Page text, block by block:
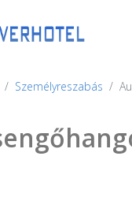
Személyreszabás